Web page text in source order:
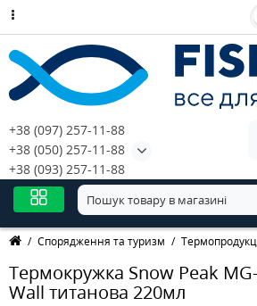
+38 (097) 257-11-88
+38 (050) 257-11-88
+38 (093) 257-11-88
Спорядження та туризм
Термокружка Snow Peak
Wall титанова 220мл